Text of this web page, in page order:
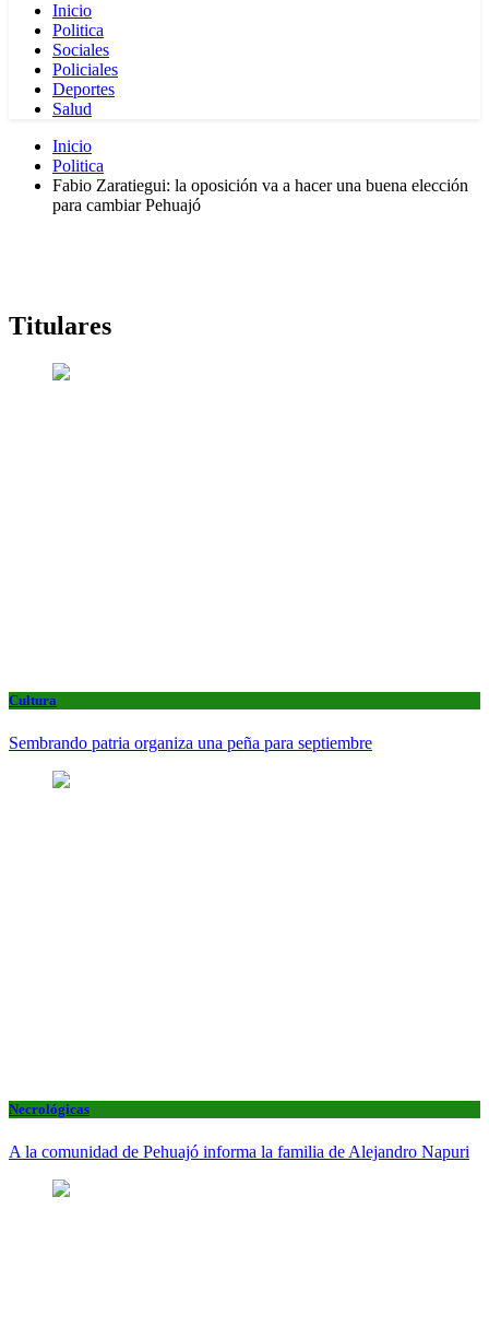
Inicio
Politica
Sociales
Policiales
Deportes
Salud
Inicio
Politica
Fabio Zaratiegui: la oposición va a hacer una buena elección
para cambiar Pehuajó
Titulares
Cultura
Sembrando patria organiza una peña para septiembre
Necrológicas
A la comunidad de Pehuajó informa la familia de Alejandro Napuri